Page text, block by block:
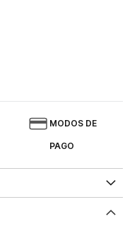
MODOS DE
PAGO